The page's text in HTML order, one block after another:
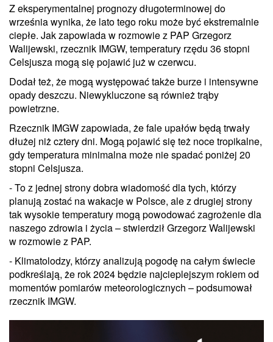
Z eksperymentalnej prognozy długoterminowej do
września wynika, że lato tego roku może być ekstremalnie
ciepłe. Jak zapowiada w rozmowie z PAP Grzegorz
Walijewski, rzecznik IMGW, temperatury rzędu 36 stopni
Celsjusza mogą się pojawić już w czerwcu.
Dodał też, że mogą występować także burze i intensywne
opady deszczu. Niewykluczone są również trąby
powietrzne.
Rzecznik IMGW zapowiada, że fale upałów będą trwały
dłużej niż cztery dni. Mogą pojawić się też noce tropikalne,
gdy temperatura minimalna może nie spadać poniżej 20
stopni Celsjusza.
- To z jednej strony dobra wiadomość dla tych, którzy
planują zostać na wakacje w Polsce, ale z drugiej strony
tak wysokie temperatury mogą powodować zagrożenie dla
naszego zdrowia i życia – stwierdził Grzegorz Walijewski
w rozmowie z PAP.
- Klimatolodzy, którzy analizują pogodę na całym świecie
podkreślają, że rok 2024 będzie najcieplejszym rokiem od
momentów pomiarów meteorologicznych – podsumował
rzecznik IMGW.